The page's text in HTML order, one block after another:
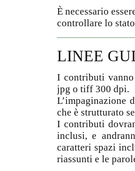
È necessario
controllare lo
LINEE
I contributi
jpg o tiff 300 dpi.
L’impaginazione
che è strutturato
I contributi
inclusi, e
caratteri spazi
riassunti e le